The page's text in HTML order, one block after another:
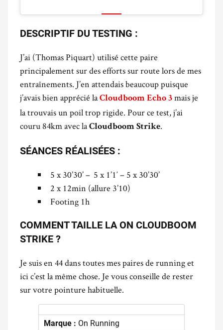
DESCRIPTIF DU TESTING :
J’ai (Thomas Piquart) utilisé cette paire
principalement sur des efforts sur route lors de mes
entraînements. J’en attendais beaucoup puisque
j’avais bien apprécié laCloudboom Echo 3 mais je
la trouvais un poil trop rigide. Pour ce test, j’ai
couru 84km avec laCloudboom Strike.
SÉANCES RÉALISÉES :
5 x 30’30’ – 5 x 1’1′ – 5 x 30’30’
2 x 12min (allure 3’10)
Footing 1h
COMMENT TAILLE LA ON CLOUDBOOM
STRIKE ?
Je suis en 44 dans toutes mes paires de running et
ici c’est la même chose. Je vous conseille de rester
sur votre pointure habituelle.
Marque : On Running